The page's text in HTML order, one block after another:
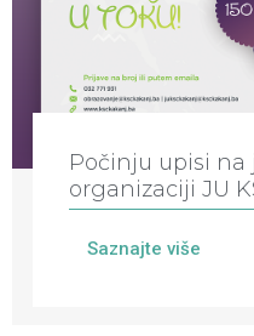
Počinju upisi na
organizaciji JU
Saznajte više